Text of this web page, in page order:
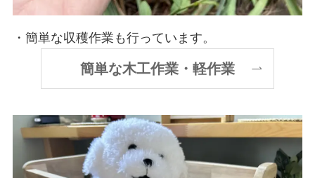
・簡単な収穫作業も行っています。
簡単な木工作業・軽作業